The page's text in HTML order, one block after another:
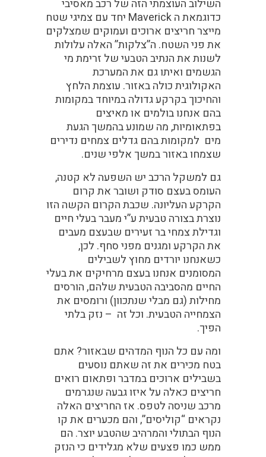
השילוב העוצמתי הזה של רכב מאסיבי
כדוגמאת ה Maverick יחד עם צמיגי שטח
מייצר חריצים ארוכים ועמוקים שמצלקים
את פני השטח. ה”צלקות” האלה עלולות
לשנות את הנתיב הטבעי של זרימת מי
הגשמים ואיתו גם את המערכת
האקולוגית כולה באזור. עוצמת הלחץ
והחיכוך בקרקע גדולה במיוחד במקומות
בהם אנחנו בולמים או מאיצים
בפתאומיות, מה שמונע בהמשך הגעת
מים למקומות בהם גדלים צמחים נדירים
שצמחו באזור במשך אלפי שנים.
גם למשקל הרכב יש השפעה לא קטנה,
העומס בעצם סודק ושובר את קרום
הקרקע העליונה. שכבת הקרום הקשה הזו
נוצרת בצורה טבעית ע”י מעבר בעלי חיים
וגדילת צמחי בר זעירים שבעצם מעבים
את הקרקע ומגנים מפני סחף. לכן,
כשאנחנו יורדים מחוץ לשבילים
המסומנים אנחנו בעצם מרחיקים את בעלי
החיים מהסביבה הטבעית שלהם, הורסים
מחילות (גם מבלי שנתכוון) ורומסים את
הצמחייה הטבעית. וכל זה – נזק בלתי
הפיך.
ומה עם כל הנוף המדהים שבאזור? אתם
בטח מכירים את זה שאתם נוסעים
בשבילים ארוכים במדבר ופתאום רואים
חריצים כאלה על איזו גבעה שנגרמים
מרכב שניסה לטפס. אז החריצים האלה
נקראים “קוליסים”, והם מכערים את קו
הנוף הבתולי והמרהיב שהטבע יוצר. הם
ממש כמו פצעים שלא מגלידים כי הנזק